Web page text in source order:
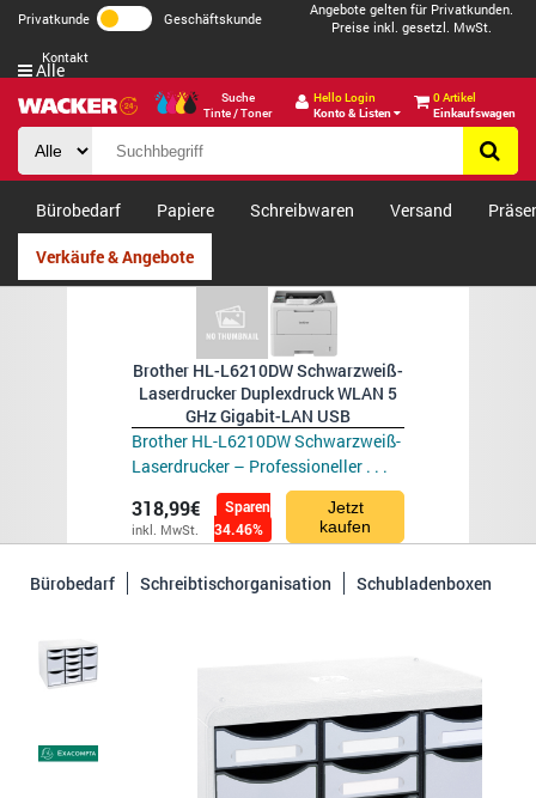
Privatkunde Geschäftskunde
Angebote gelten für Privatkunden.
Preise inkl. gesetzl. MwSt.
Kontakt
Suche
Tinte / Toner
Hello Login
Konto & Listen
0 Artikel
Einkaufswagen
Alle
Bürobedarf Papiere Schreibwaren Versand
Verkäufe & Angebote
Brother HL-L6210DW Schwarzweiß-
Laserdrucker Duplexdruck WLAN 5
GHz Gigabit-LAN USB
Brother HL-L6210DW Schwarzweiß-
Laserdrucker – Professioneller . . .
318,99€
inkl. MwSt.
Sparen
34.46%
Jetzt
kaufen
Bürobedarf Schreibtischorganisation Schubladenboxen